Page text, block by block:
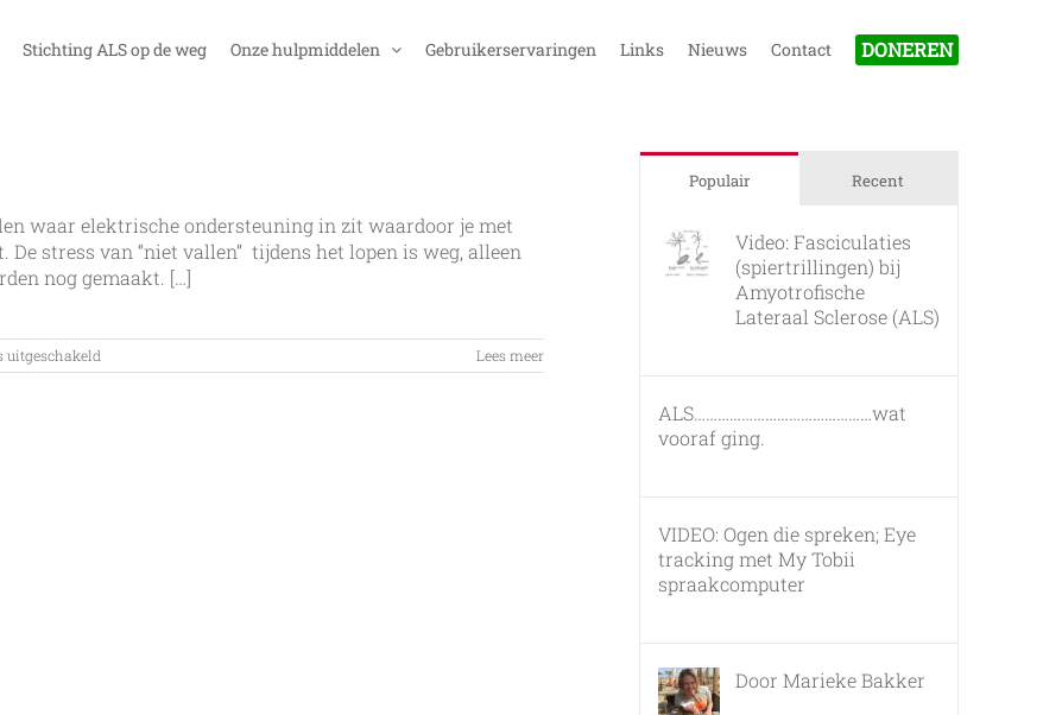
Stichting ALS op de weg Onze hulpmiddelen Gebruikerservaringen Links Nieuws Contact DONEREN
waar elektrische ondersteuning in zit waardoor je met
stress van “niet vallen” tijdens het lopen is weg, alleen
nog gemaakt. […]
uitgeschakeld
Met
Lees meer
Populair Recent
Video: Fasciculaties
(spiertrillingen) bij
Amyotrofische
Lateraal Sclerose (ALS)
ALS………………………………………wat
vooraf ging.
VIDEO: Ogen die spreken; Eye
tracking met My Tobii
spraakcomputer
Door Marieke Bakker